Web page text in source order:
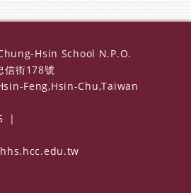
Hsin School N.P.O.
信街178號
Feng,Hsin-Chu,Taiwan
|